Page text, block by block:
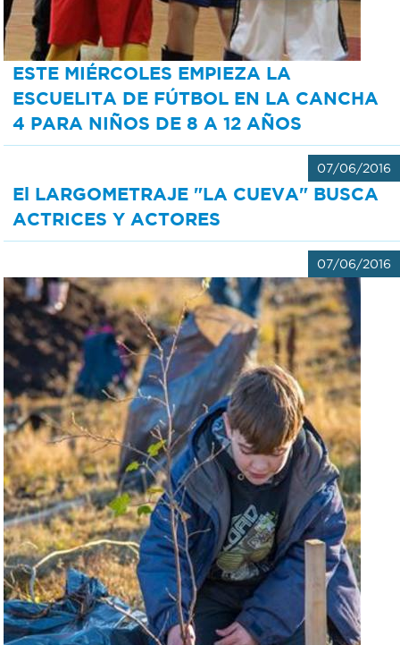
ESTE MIÉRCOLES EMPIEZA LA
ESCUELITA DE FÚTBOL EN LA CANCHA
4 PARA NIÑOS DE 8 A 12 AÑOS
07/06/2016
El LARGOMETRAJE "LA CUEVA" BUSCA
ACTRICES Y ACTORES
07/06/2016